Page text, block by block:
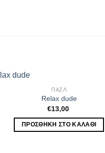
ΠΑΖΛ
Relax dude
€13,00
ΠΡΟΣΘΉΚΗ ΣΤΟ ΚΑΛΆΘΙ